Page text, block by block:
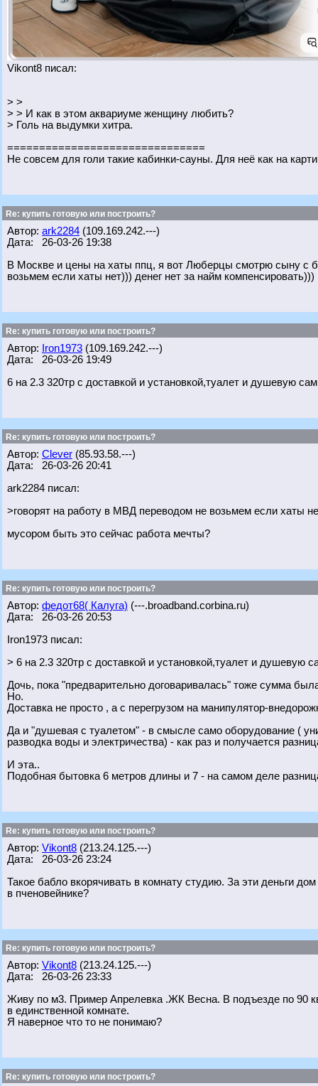
Vikont8 писал:
> >
> > И как в этом аквариуме женщину любить?
> Голь на выдумки хитра.
===============================
Не совсем для голи такие кабинки-сауны. Для неё как на
Re: купить готовую или построить?
Автор: ark2284 (109.169.242.---)
Дата: 26-03-26 19:38
В Москве и цены на хаты ппц, я вот Люберцы смотрю сыну с
возьмем если хаты нет))) денег нет за найм компенсировать)))
Re: купить готовую или построить?
Автор: Iron1973 (109.169.242.---)
Дата: 26-03-26 19:49
6 на 2.3 320тр с доставкой и установкой,туалет и душевую
Re: купить готовую или построить?
Автор: Clever (85.93.58.---)
Дата: 26-03-26 20:41
ark2284 писал:
>говорят на работу в МВД переводом не возьмем если хаты
мусором быть это сейчас работа мечты?
Re: купить готовую или построить?
Автор: федот68( Калуга) (---.broadband.corbina.ru)
Дата: 26-03-26 20:53
Iron1973 писал:
> 6 на 2.3 320тр с доставкой и установкой,туалет и душевую
Дочь, пока "предварительно договаривалась" тоже сумма
Но.
Доставка не просто , а с перегрузом на манипулятор-
Да и "душевая с туалетом" - в смысле само оборудование (
разводка воды и электричества) - как раз и получается
И эта..
Подобная бытовка 6 метров длины и 7 - на самом деле
Re: купить готовую или построить?
Автор: Vikont8 (213.24.125.---)
Дата: 26-03-26 23:24
Такое бабло вкорячивать в комнату студию. За эти деньги
в пченовейнике?
Re: купить готовую или построить?
Автор: Vikont8 (213.24.125.---)
Дата: 26-03-26 23:33
Живу по м3. Пример Апрелевка .ЖК Весна. В подъезде по 90
в единственной комнате.
Я наверное что то не понимаю?
Re: купить готовую или построить?